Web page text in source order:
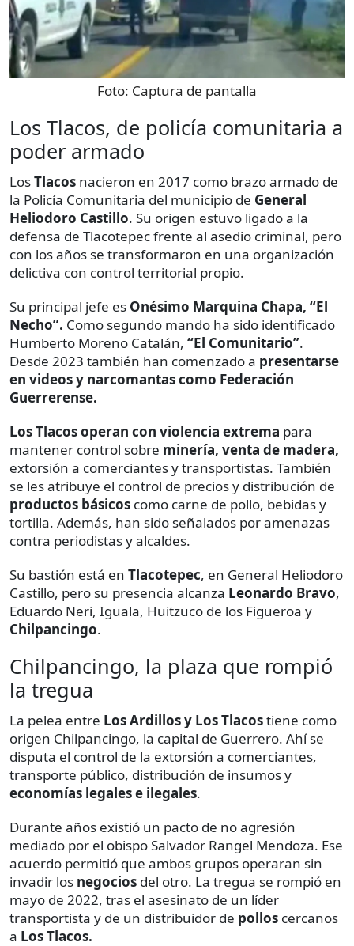
Foto: Captura de pantalla
Los Tlacos, de policía comunitaria a
poder armado
LosTlacos nacieron en 2017 como brazo armado de
la Policía Comunitaria del municipio de General
Heliodoro Castillo. Su origen estuvo ligado a la
defensa de Tlacotepec frente al asedio criminal, pero
con los años se transformaron en una organización
delictiva con control territorial propio.
Su principal jefe es Onésimo Marquina Chapa, “El
Necho”. Como segundo mando ha sido identificado
Humberto Moreno Catalán, “El Comunitario”.
Desde 2023 también han comenzado a presentarse
en videos y narcomantas como Federación
Guerrerense.
Los Tlacos operan con violencia extrema para
mantener control sobre minería, venta de madera,
extorsión a comerciantes y transportistas. También
se les atribuye el control de precios y distribución de
productos básicos como carne de pollo, bebidas y
tortilla. Además, han sido señalados por amenazas
contra periodistas y alcaldes.
Su bastión está en Tlacotepec, en General Heliodoro
Castillo, pero su presencia alcanza Leonardo Bravo,
Eduardo Neri, Iguala, Huitzuco de los Figueroa y
Chilpancingo.
Chilpancingo, la plaza que rompió
la tregua
La pelea entre Los Ardillos y Los Tlacostiene como
origen Chilpancingo, la capital de Guerrero. Ahí se
disputa el control de la extorsión a comerciantes,
transporte público, distribución de insumos y
economías legales e ilegales.
Durante años existió un pacto de no agresión
mediado por el obispo Salvador Rangel Mendoza. Ese
acuerdo permitió que ambos grupos operaran sin
invadir los negocios del otro. La tregua se rompió en
mayo de 2022, tras el asesinato de un líder
transportista y de un distribuidor de pollos cercanos
a Los Tlacos.